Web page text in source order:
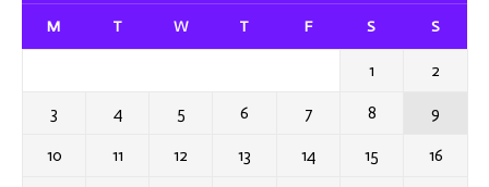
M T W T F S S
1 2
3 4 5 6 7 8 9
10 11 12 13 14 15 16